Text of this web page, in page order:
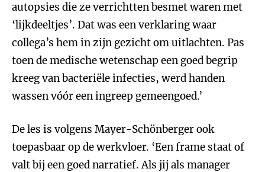
autopsies die ze verrichtten besmet waren met
‘lijkdeeltjes’. Dat was een verklaring waar
collega’s hem in zijn gezicht om uitlachten. Pas
toen de medische wetenschap een goed begrip
kreeg van bacteriële infecties, werd handen
wassen vóór een ingreep gemeengoed.’
De les is volgens Mayer-Schönberger ook
toepasbaar op de werkvloer. ‘Een frame staat of
valt bij een goed narratief. Als jij als manager